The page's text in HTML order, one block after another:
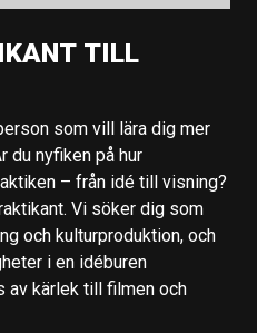
TILL
som vill lära dig mer
du nyfiken på hur
– från idé till visning?
Vi söker dig som
och kulturproduktion, och
i en idéburen
av kärlek till filmen och